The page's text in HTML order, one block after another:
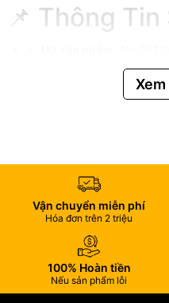
📌 Thông Tin
Horing
12 tháng
Số vùng hỗ trợ:
✅Nguồn điện hoạt động:
Nguồn dự phòng:
Chất liệu vỏ:
Thép dày
Kích thước:
Màu sắc:Ivory (màu ngà)
Vận chuyển miễn phí
Hóa đơn trên 2 triệu
100% Hoàn tiền
Nếu sản phẩm lỗi